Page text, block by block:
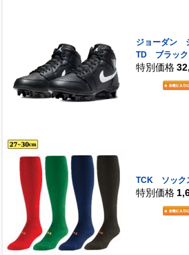
ジョーダン
TD ブラッ
特別価格
TCK ソック
特別価格